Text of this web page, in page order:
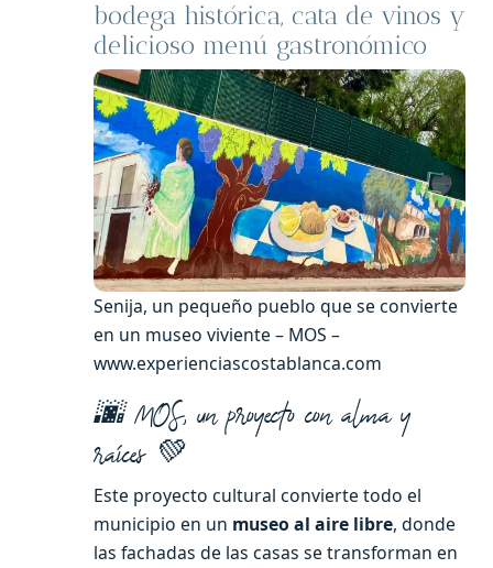
bodega histórica, cata de vinos y
delicioso menú gastronómico
Senija, un pequeño pueblo que se convierte
en un museo viviente – MOS –
www.experienciascostablanca.com
🌆 MOS, un proyecto con alma y
raíces 💚
Este proyecto cultural convierte todo el
municipio en un museo al aire libre, donde
las fachadas de las casas se transforman en